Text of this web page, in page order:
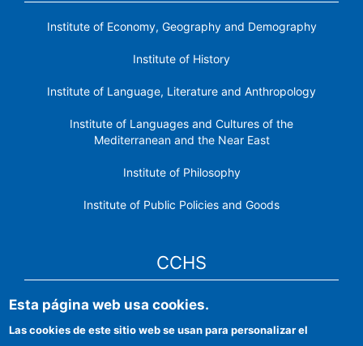
Institute of Economy, Geography and Demography
Institute of History
Institute of Language, Literature and Anthropology
Institute of Languages ​​and Cultures of the
Mediterranean and the Near East
Institute of Philosophy
Institute of Public Policies and Goods
CCHS
CSIC Electronic Office
Institutional identity
Esta página web usa cookies.
Las cookies de este sitio web se usan para personalizar el